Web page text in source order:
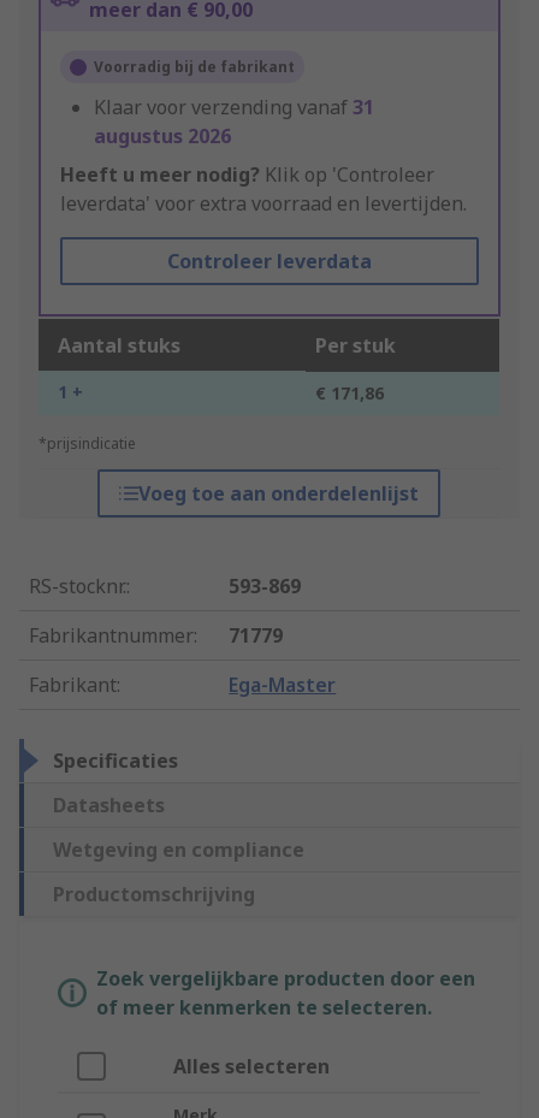
meer dan € 90,00
Voorradig bij de fabrikant
Klaar voor verzending vanaf31
augustus 2026
Heeft u meer nodig? Klik op 'Controleer
leverdata' voor extra voorraad en levertijden.
Controleer leverdata
Aantal stuks Per stuk
1 + € 171,86
*prijsindicatie
Voeg toe aan onderdelenlijst
RS-stocknr.:
593-869
Fabrikantnummer:
71779
Fabrikant: Ega-Master
Specificaties
Datasheets
Wetgeving en compliance
Productomschrijving
Zoek vergelijkbare producten door een
of meer kenmerken te selecteren.
Alles selecteren